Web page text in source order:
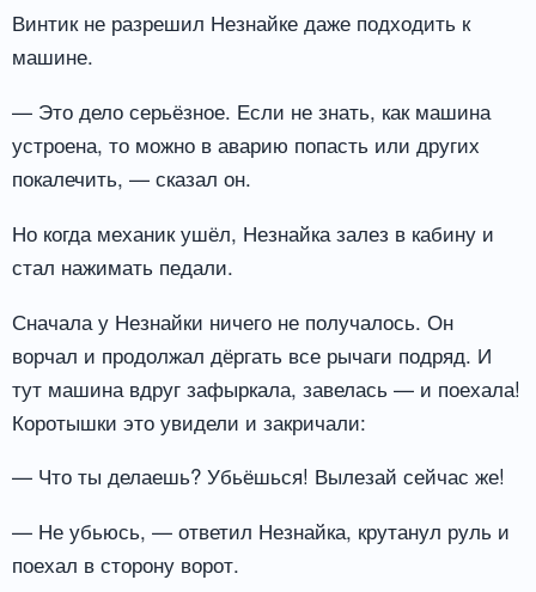
Винтик не разрешил Незнайке даже подходить к
машине.
— Это дело серьёзное. Если не знать, как машина
устроена, то можно в аварию попасть или других
покалечить, — сказал он.
Но когда механик ушёл, Незнайка залез в кабину и
стал нажимать педали.
Сначала у Незнайки ничего не получалось. Он
ворчал и продолжал дёргать все рычаги подряд. И
тут машина вдруг зафыркала, завелась — и поехала!
Коротышки это увидели и закричали:
— Что ты делаешь? Убьёшься! Вылезай сейчас же!
— Не убьюсь, — ответил Незнайка, крутанул руль и
поехал в сторону ворот.